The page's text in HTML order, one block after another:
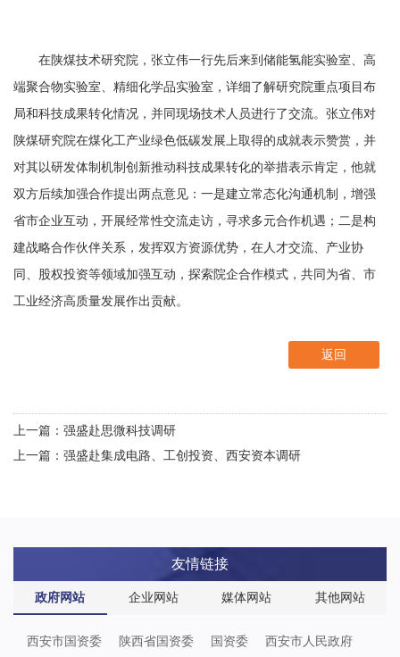
在陕煤技术研究院，张立伟一行先后来到储能氢能实验室、高
端聚合物实验室、精细化学品实验室，详细了解研究院重点项目布
局和科技成果转化情况，并同现场技术人员进行了交流。张立伟对
陕煤研究院在煤化工产业绿色低碳发展上取得的成就表示赞赏，并
对其以研发体制机制创新推动科技成果转化的举措表示肯定，他就
双方后续加强合作提出两点意见：一是建立常态化沟通机制，增强
省市企业互动，开展经常性交流走访，寻求多元合作机遇；二是构
建战略合作伙伴关系，发挥双方资源优势，在人才交流、产业协
同、股权投资等领域加强互动，探索院企合作模式，共同为省、市
工业经济高质量发展作出贡献。
返回
上一篇：强盛赴思微科技调研
上一篇：强盛赴集成电路、工创投资、西安资本调研
友情链接
政府网站 企业网站 媒体网站 其他网站
西安市国资委 陕西省国资委 国资委 西安市人民政府